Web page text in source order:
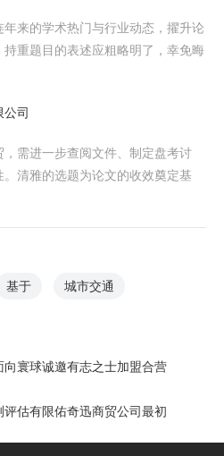
年来的学术热门与行业动态，擢升论
重题目的表述应粗略明了，幸免晦
司
需进一步查阅文件、制定盘考讨
清雅的选题为论文的收效奠定基
基于 城市交通
向寰球诚邀有志之士加盟合营
估有限佑奇迅商贸公司最初